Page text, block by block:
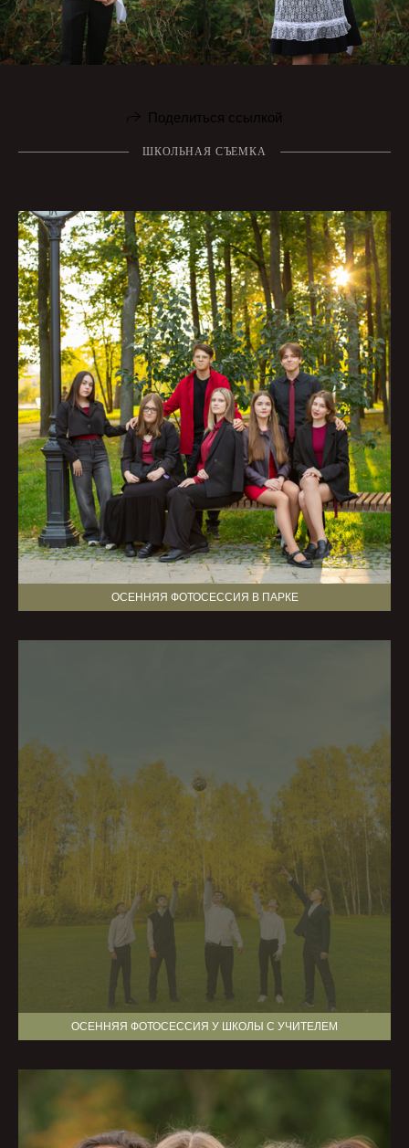
Поделиться ссылкой
ШКОЛЬНАЯ СЪЕМКА
ОСЕННЯЯ ФОТОСЕССИЯ В ПАРКЕ
ОСЕННЯЯ ФОТОСЕССИЯ У ШКОЛЫ С УЧИТЕЛЕМ